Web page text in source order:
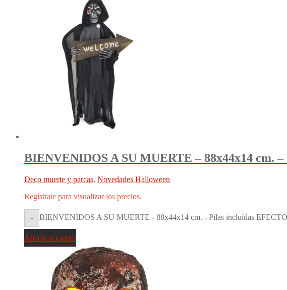
BIENVENIDOS A SU MUERTE – 88x44x14 cm.
Deco muerte y parcas, Novedades Halloween
Regístrate para visualizar los precios.
- BIENVENIDOS A SU MUERTE - 88x44x14 cm. - Pilas incluídas
Añadir al carrito